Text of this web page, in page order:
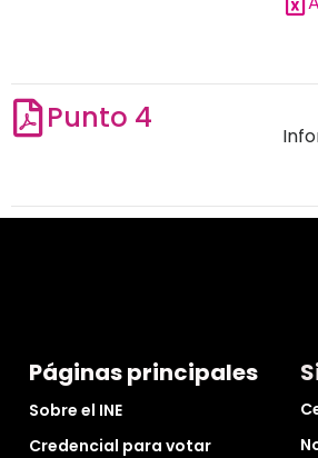
Punto 4
Páginas principales
Sobre el INE
Credencial para votar